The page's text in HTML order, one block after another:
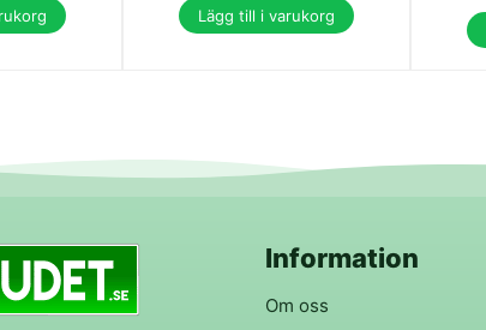
Lägg till i varukorg
Information
Om oss